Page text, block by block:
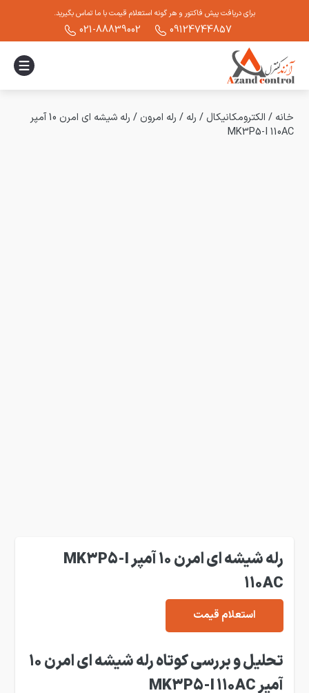
برای دریافت پیش فاکتور و هر گونه استعلام قیمت با ما تماس بگیرید.
09124744857
021-88839002
خانه / الکترومکانیکال / رله / رله امرون /
رله شیشه ای امرن 10 آمپر
MK3P5-I 110AC
رله شیشه ای امرن 10 آمپر MK3P5-I
110AC
استعلام قیمت
تحلیل و بررسی کوتاه رله شیشه ای امرن 10
آمپر MK3P5-I 110AC